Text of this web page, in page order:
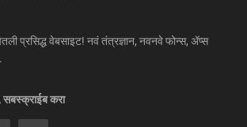
प्रसिद्ध वेबसाइट! नवं तंत्रज्ञान, नवनवे फोन्स, ॲप्स
सबस्क्राईब करा